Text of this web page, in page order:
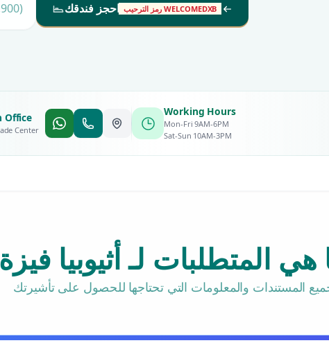
احجز فندقك رمز الترحيب WELCOMEDXB
Office
Center
Working Hours
Mon-Fri 9AM-6PM
Sat-Sun 10AM-3PM
هي المتطلبات لـ أثيوبيا فيزة
المستندات والمعلومات التي تحتاجها للحصول على تأشيرتك